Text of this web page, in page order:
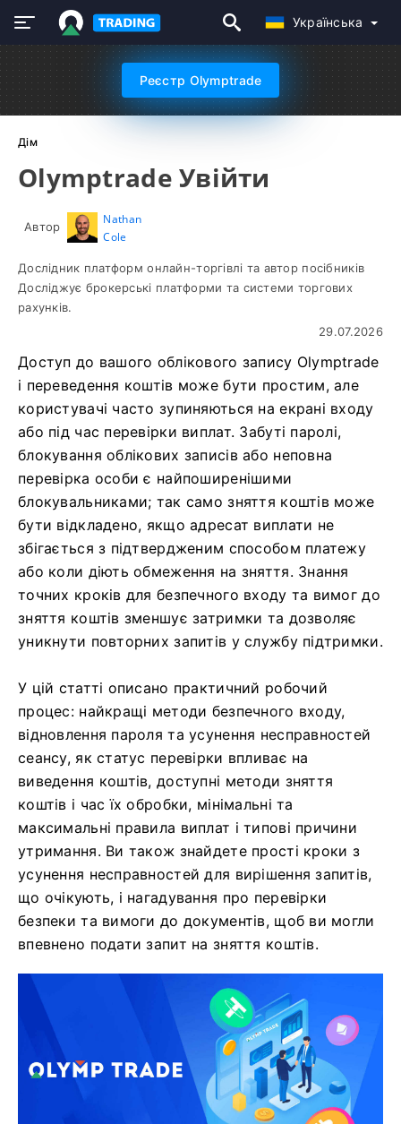
Українська
Реєстр Olymptrade
Дім
Olymptrade Увійти
Автор
Nathan
Cole
Дослідник платформ онлайн-торгівлі та автор посібників
Досліджує брокерські платформи та системи торгових
рахунків.
29.07.2026
Доступ до вашого облікового запису Olymptrade
і переведення коштів може бути простим, але
користувачі часто зупиняються на екрані входу
або під час перевірки виплат. Забуті паролі,
блокування облікових записів або неповна
перевірка особи є найпоширенішими
блокувальниками; так само зняття коштів може
бути відкладено, якщо адресат виплати не
збігається з підтвердженим способом платежу
або коли діють обмеження на зняття. Знання
точних кроків для безпечного входу та вимог до
зняття коштів зменшує затримки та дозволяє
уникнути повторних запитів у службу підтримки.
У цій статті описано практичний робочий
процес: найкращі методи безпечного входу,
відновлення пароля та усунення несправностей
сеансу, як статус перевірки впливає на
виведення коштів, доступні методи зняття
коштів і час їх обробки, мінімальні та
максимальні правила виплат і типові причини
утримання. Ви також знайдете прості кроки з
усунення несправностей для вирішення запитів,
що очікують, і нагадування про перевірки
безпеки та вимоги до документів, щоб ви могли
впевнено подати запит на зняття коштів.